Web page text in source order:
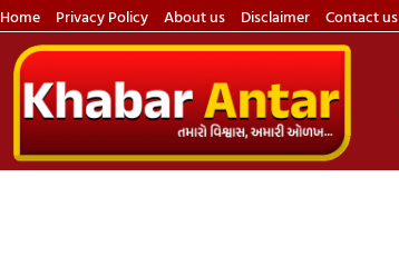
Home Privacy Policy About us Disclaimer Contact us